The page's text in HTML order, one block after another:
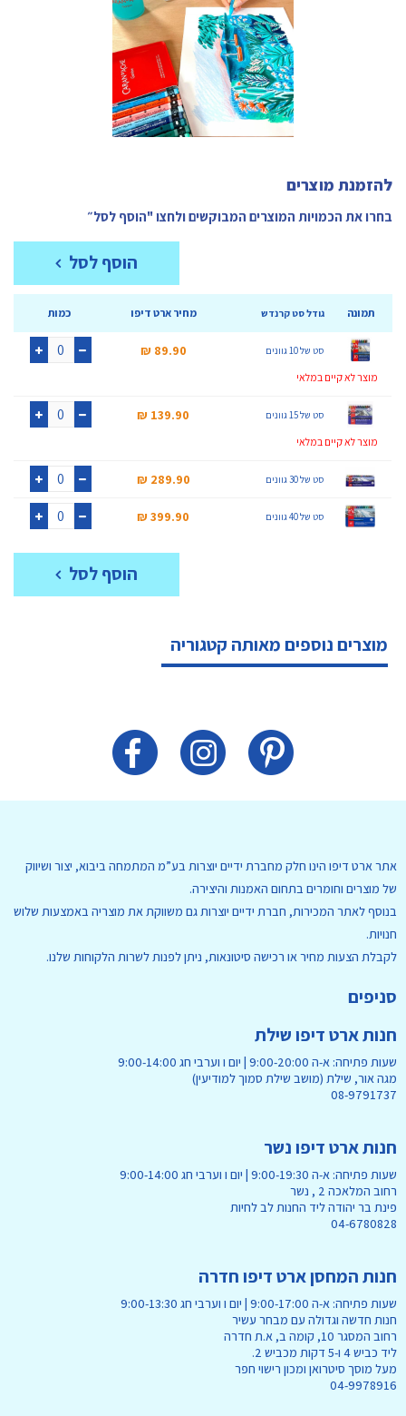
להזמנת מוצרים
בחרו את הכמויות המוצרים המבוקשים ולחצו "הוסף לסל״
הוסף לסל
תמונה גודל סט קרנדש מחיר ארט דיפו כמות
סט של 10 גוונים 89.90 ₪‎
מוצר לא קיים במלאי
סט של 15 גוונים 139.90 ₪‎
מוצר לא קיים במלאי
סט של 30 גוונים 289.90 ₪‎
-
+
סט של 40 גוונים 399.90 ₪‎
הוסף לסל
מוצרים נוספים מאותה קטגוריה
אתר ארט דיפו הינו חלק מחברת ידיים יוצרות בע”מ המתמחה ביבוא, יצור ושיווק
של מוצרים וחומרים בתחום האמנות והיצירה.
בנוסף לאתר המכירות, חברת ידיים יוצרות גם משווקת את מוצריה באמצעות שלוש
חנויות.
לקבלת הצעות מחיר או רכישה סיטונאות, ניתן לפנות לשרות הלקוחות שלנו.
סניפים
חנות ארט דיפו שילת
שעות פתיחה: א-ה 9:00-20:00 | יום ו וערבי חג 9:00-14:00
מגה אור, שילת (מושב שילת סמוך למודיעין)
08-9791737
חנות ארט דיפו נשר
שעות פתיחה: א-ה 9:00-19:30 | יום ו וערבי חג 9:00-14:00
רחוב המלאכה 2 , נשר
פינת בר יהודה ליד החנות לב לחיות
04-6780828
חנות המחסן ארט דיפו חדרה
שעות פתיחה: א-ה 9:00-17:00 | יום ו וערבי חג 9:00-13:30
חנות חדשה וגדולה עם מבחר עשיר
רחוב המסגר 10, קומה ב, א.ת חדרה
ליד כביש 4 ו-5 דקות מכביש 2.
מעל מוסך סיטרואן ומכון רישוי חפר
04-9978916